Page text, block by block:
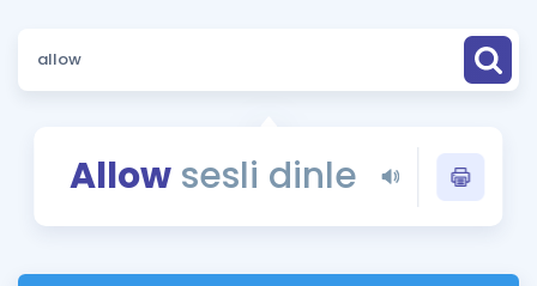
Sözlük
Allow sesli dinle